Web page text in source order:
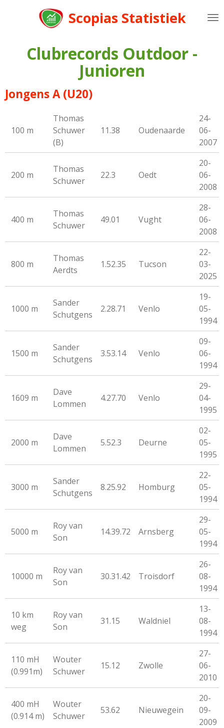
hoofdinhoud
Scopias Statistiek
Clubrecords Outdoor -
Junioren
Jongens A (U20)
100 m
Thomas
Schuwer
(B)
11.38 Oudenaarde
24-
06-
2007
200 m
Thomas
Schuwer
22.3 Oedt
20-
06-
2008
400 m
Thomas
Schuwer
49.01 Vught
28-
06-
2008
800 m
Thomas
Aerdts
1.52.35 Tucson
22-
03-
2025
1000 m
Sander
Schutgens
2.28.71 Venlo
19-
05-
1994
1500 m
Sander
Schutgens
3.53.14 Venlo
09-
06-
1994
1609 m
Dave
Lommen
4.27.70 Venlo
29-
04-
1995
2000 m
Dave
Lommen
5.52.3 Deurne
02-
05-
1995
3000 m
Sander
Schutgens
8.25.92 Homburg
22-
05-
1994
5000 m
Roy van
Son
14.39.72 Arnsberg
29-
05-
1994
10000 m
Roy van
Son
30.31.42 Troisdorf
26-
08-
1994
10 km
weg
Roy van
Son
31.15 Waldniel
13-
08-
1994
110 mH
(0.991m)
Wouter
Schuwer
15.12 Zwolle
27-
06-
2010
400 mH
(0.914 m)
Wouter
Schuwer
53.62 Nieuwegein
20-
09-
2009